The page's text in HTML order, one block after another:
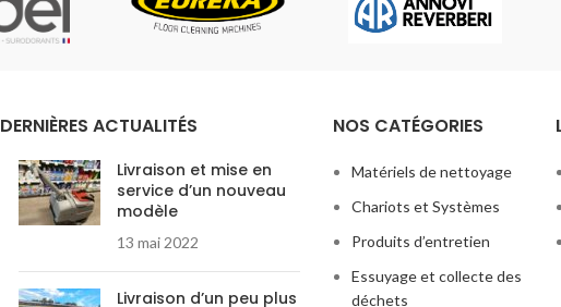
DERNIÈRES ACTUALITÉS
Livraison et mise en
service d’un nouveau
modèle
13 mai 2022
Livraison d’un peu plus
NOS CATÉGORIES
Matériels de nettoyage
Chariots et Systèmes
Produits d’entretien
Essuyage et collecte des
déchets